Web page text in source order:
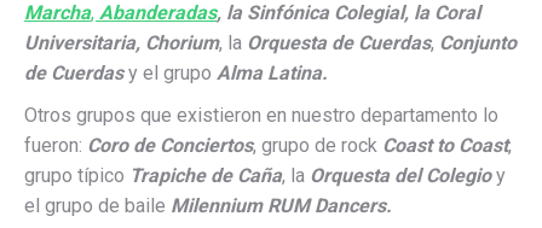
Marcha, Abanderadas, la Sinfónica Colegial, la Coral
Universitaria, Chorium, la Orquesta de Cuerdas, Conjunto
de Cuerdasy el grupo Alma Latina.
Otros grupos que existieron en nuestro departamento lo
fueron: Coro de Conciertos, grupo de rock Coast to Coast,
grupo típico Trapiche de Caña, la Orquesta del Colegioy
el grupo de baile Milennium RUM Dancers.